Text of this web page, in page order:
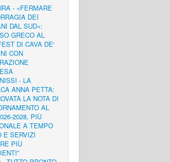
- «FERMARE
DEI
DAL SUD»:
GRECO AL
DI CAVA DE'
CON
- LA
ANNA PETTA:
LA NOTA DI
AL
2028, PIÙ
A TEMPO
E SERVIZI
PIÙ